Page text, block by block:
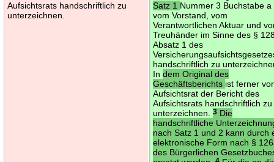
Aufsichtsrats handschriftlich zu
unterzeichnen.
Satz 1 Nummer 3 Buchstabe a
vom Vorstand, vom
Verantwortlichen Aktuar und
Treuhänder im Sinne des §
Absatz 1 des
handschriftlich zu
Indem Original des
Geschäftsberichts ist ferner
Aufsichtsrat der Bericht des
Aufsichtsrats handschriftlich zu
unterzeichnen.3 Die
handschriftliche
nach Satz 1 und 2 kann durch
elektronische Form nach §
des Bürgerlichen
4